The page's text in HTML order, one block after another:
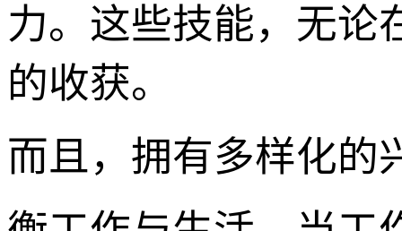
力。这些技能，无论
的收获。
而且，拥有多样化的